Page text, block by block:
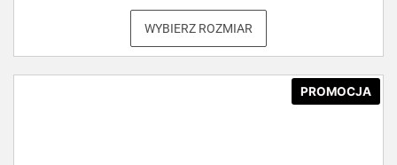
WYBIERZ ROZMIAR
PROMOCJA